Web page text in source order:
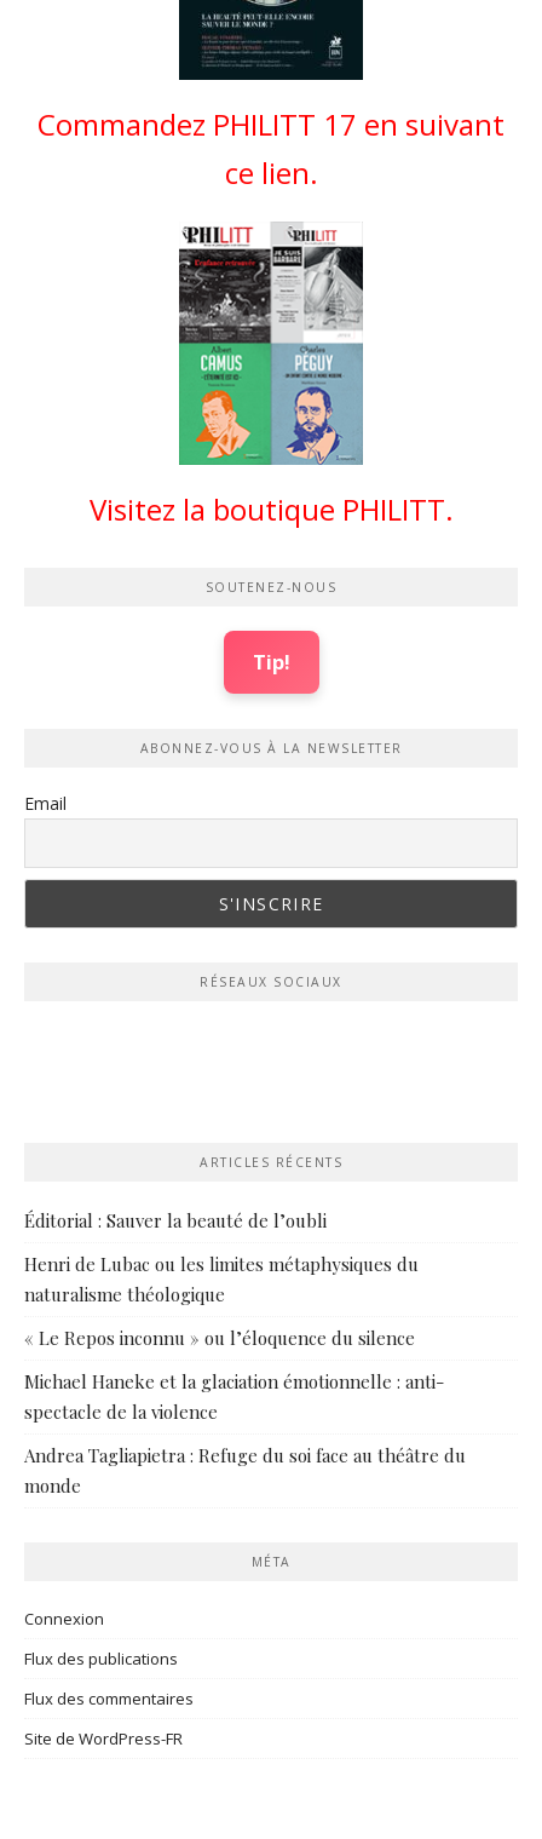
Commandez PHILITT 17 en suivant
ce lien.
Visitez la boutique PHILITT.
SOUTENEZ-NOUS
Tip!
ABONNEZ-VOUS À LA NEWSLETTER
Email
RÉSEAUX SOCIAUX
ARTICLES RÉCENTS
Éditorial : Sauver la beauté de l’oubli
Henri de Lubac ou les limites métaphysiques du
naturalisme théologique
« Le Repos inconnu » ou l’éloquence du silence
Michael Haneke et la glaciation émotionnelle : anti-
spectacle de la violence
Andrea Tagliapietra : Refuge du soi face au théâtre du
monde
MÉTA
Connexion
Flux des publications
Flux des commentaires
Site de WordPress-FR